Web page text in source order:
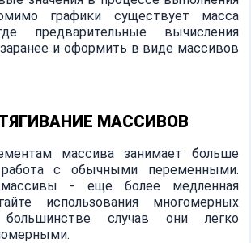
графики существует масса
предварительные вычисления
и оформить в виде массивов
МАССИВОВ
массива занимает больше
с обычными переменными.
- еще более медленная
использования многомерных
случав они легко